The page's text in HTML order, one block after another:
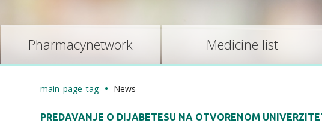
Pharmacynetwork Medicine list
main_page_tag News
PREDAVANJE O DIJABETESU NA OTVORENOM